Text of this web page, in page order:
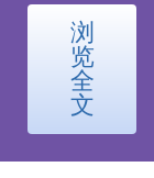
浏
览
全
文